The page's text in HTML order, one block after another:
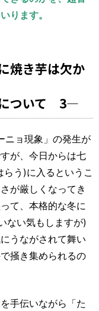
ります。
焼き芋は欠か
ついて 3―
ニョ現象」の発生が
が、今日からは七
う)に入るというこ
が厳しくなってき
て、本格的な冬に
ない気もしますが)
うながされて舞い
掻き集められるの
手伝いながら「た